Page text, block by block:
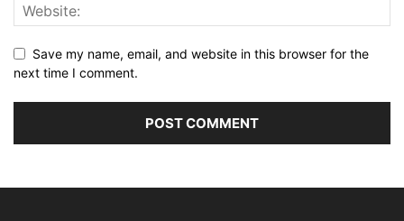
Save my name, email, and website in this browser for the
next time I comment.